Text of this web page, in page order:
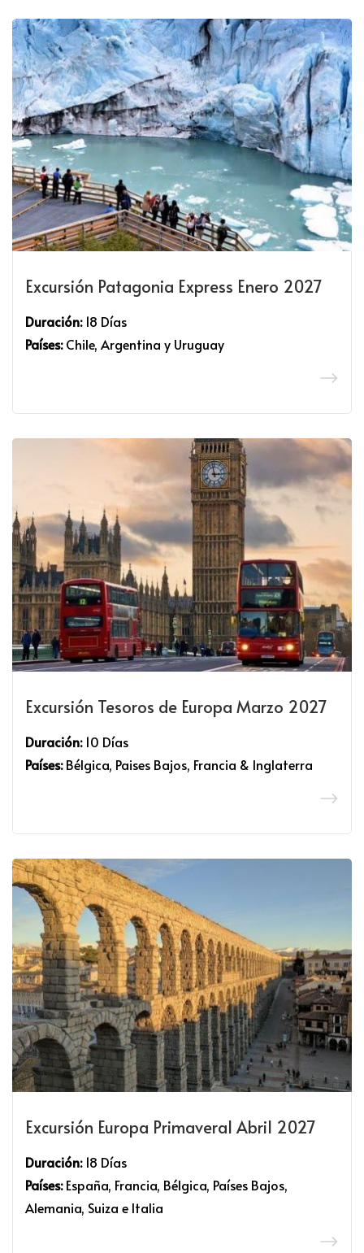
Excursión Patagonia Express Enero 2027
Duración:18 Días
Países:Chile, Argentina y Uruguay
Excursión Tesoros de Europa Marzo 2027
Duración:10 Días
Países:Bélgica, Paises Bajos, Francia & Inglaterra
Excursión Europa Primaveral Abril 2027
Duración:18 Días
Países:España, Francia, Bélgica, Países Bajos,
Alemania, Suiza e Italia